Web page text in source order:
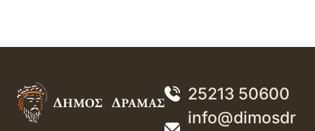
25213 50600
info@dimosdr